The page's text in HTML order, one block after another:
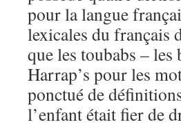
pour la langue
lexicales du français
que les toubabs –
Harrap’s pour les
ponctué de
l’enfant était fier de